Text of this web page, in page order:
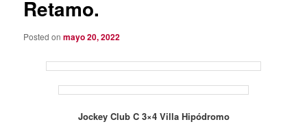
Retamo.
Posted onmayo 20, 2022
Jockey Club C 3×4 Villa Hipódromo